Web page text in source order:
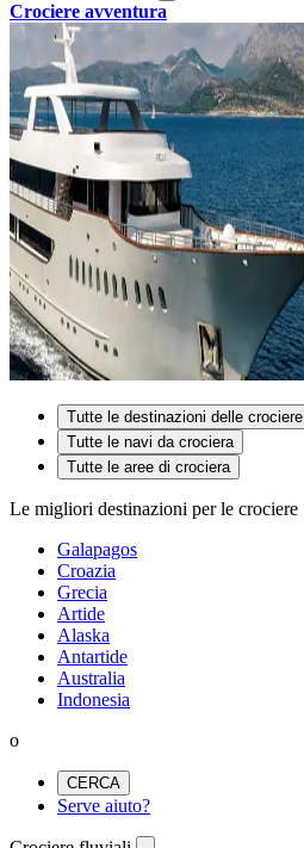
Crociere avventura
Tutte le destinazioni delle crociere
Tutte le navi da crociera
Tutte le aree di crociera
Le migliori destinazioni per le crociere
Galapagos
Croazia
Grecia
Artide
Alaska
Antartide
Australia
Indonesia
o
CERCA
Serve aiuto?